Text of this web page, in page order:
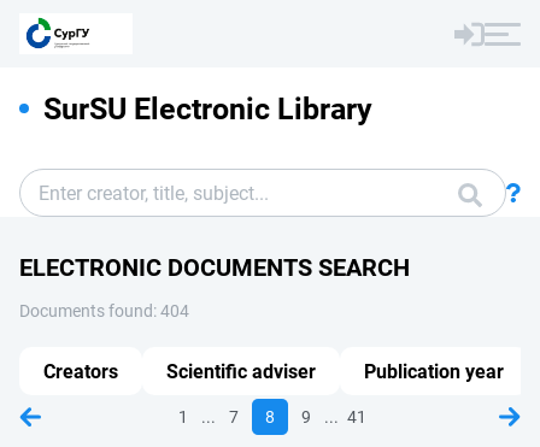
SurSU Electronic Library
ELECTRONIC DOCUMENTS SEARCH
Documents found: 404
1 ... 7 8 9 ... 41
Creators Scientific adviser Publication year